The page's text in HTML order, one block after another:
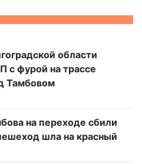
области
с фурой на трассе
Тамбовом
на переходе сбили
шла на красный